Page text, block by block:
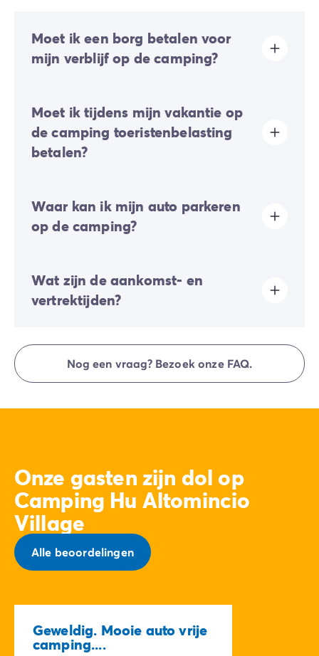
Moet ik een borg betalen voor
mijn verblijf op de camping?
uw online check-in of eenmaal ter plaatse.
Moet ik tijdens mijn vakantie op
de camping toeristenbelasting
betalen?
plaatsen geheven. Je moet deze dus bij je online
reservering of ter plaatse betalen.
Waar kan ik mijn auto parkeren
op de camping?
dienen op de daarvoor bestemde parkeerplaats te
worden geparkeerd.
Wat zijn de aankomst- en
vertrektijden?
direct bij de receptie van Homair Vacances -
Eurocamp (merken van onze groep).
Nog een vraag? Bezoek onze FAQ.
Onze gasten zijn dol op
Camping Hu Altomincio
Village
Alle beoordelingen
Geweldig. Mooie auto vrije
camping....